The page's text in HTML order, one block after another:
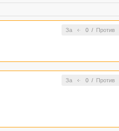
За 0/ Против
За 0/ Против